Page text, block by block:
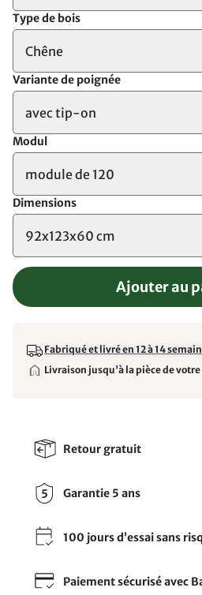
Type de bois
Chêne
Variante de poignée
avec tip-on
Modul
module de 120
Dimensions
92x123x60 cm
Ajouter au
Fabriqué et livré en 12 à 14
Livraison jusqu'à la pièce de
Retour gratuit
Garantie 5 ans
100 jours d’essai sans
Paiement sécurisé avec